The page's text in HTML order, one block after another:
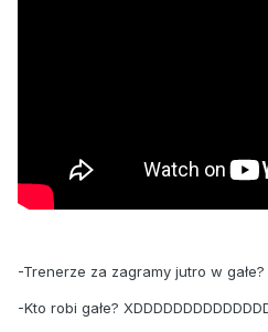
-Trenerze za zagramy jutro w gałe?
-Kto robi gałe?